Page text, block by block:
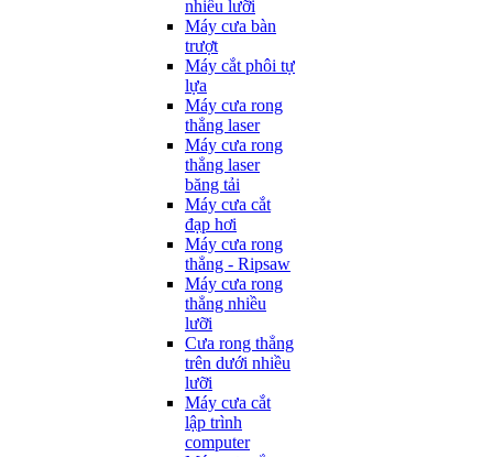
nhiều lưỡi
Máy cưa bàn
trượt
Máy cắt phôi tự
lựa
Máy cưa rong
thẳng laser
Máy cưa rong
thẳng laser
băng tải
Máy cưa cắt
đạp hơi
Máy cưa rong
thẳng - Ripsaw
Máy cưa rong
thẳng nhiều
lưỡi
Cưa rong thẳng
trên dưới nhiều
lưỡi
Máy cưa cắt
lập trình
computer